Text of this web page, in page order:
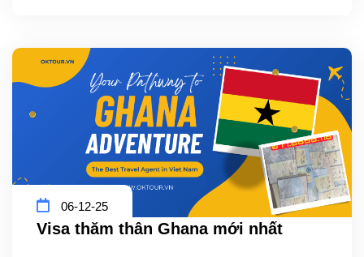
06-12-25
Visa thăm thân Ghana mới nhất